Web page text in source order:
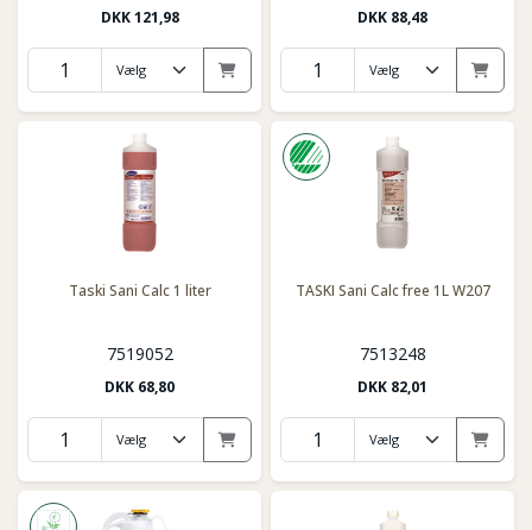
DKK121,98 DKK 88,48
Taski Sani Calc 1 liter
7519052
DKK 68,80
TASKI Sani Calc free 1L W207
7513248
DKK 82,01